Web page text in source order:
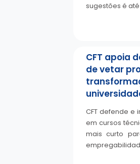
sugestões é
CFT apoia
de vetar
CFT defende e
em cursos
mais curto